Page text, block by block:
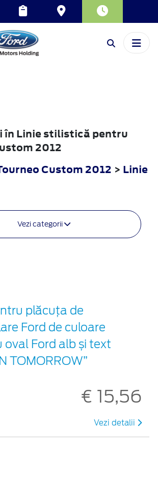
în Linie stilistică pentru
2012
Custom 2012 > Linie
Vezi categorii
plăcuța de
Ford de culoare
oval Ford alb și text
TOMORROW”
€ 15,56
Vezi detalii